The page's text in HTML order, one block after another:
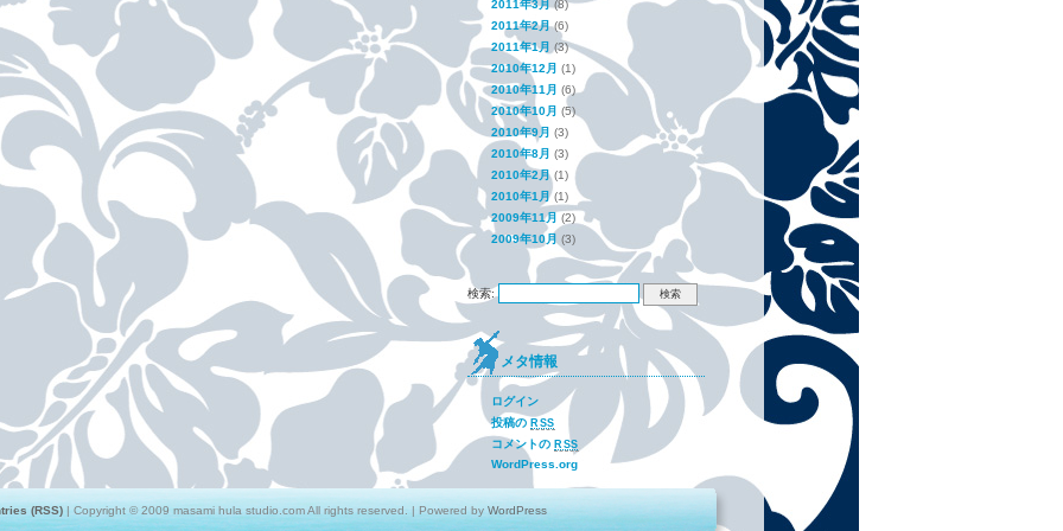
2011年3月 (8)
2011年2月(6)
2011年1月 (3)
2010年12月 (1)
2010年11月 (6)
2010年10月 (5)
2010年9月 (3)
2010年8月 (3)
2010年2月(1)
2010年1月(1)
2009年11月 (2)
2009年10月 (3)
検索:
メタ情報
ログイン
投稿の RSS
コメントの RSS
WordPress.org
(RSS)| Copyright © 2009 masami hula studio.com All rights reserved. | Powered by WordPress